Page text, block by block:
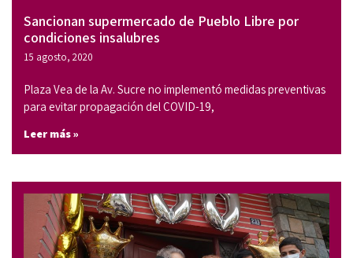
Sancionan supermercado de Pueblo Libre por
condiciones insalubres
15 agosto, 2020
Plaza Vea de la Av. Sucre no implementó medidas preventivas
para evitar propagación del COVID-19,
Leer más »